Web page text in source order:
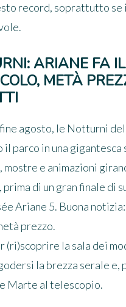
record, soprattutto se
ARIANE FA
METÀ
agosto, le Notturni
parco in una gigantesca
mostre e animazioni
di un gran finale di
Ariane 5. Buona notizia:
prezzo.
(ri)scoprire la sala dei
la brezza serale e,
Marte al telescopio.